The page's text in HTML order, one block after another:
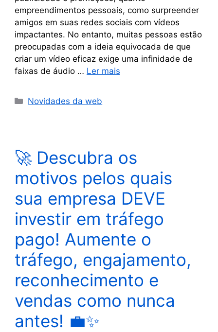
empreendimentos pessoais, como surpreender
amigos em suas redes sociais com vídeos
impactantes. No entanto, muitas pessoas estão
preocupadas com a ideia equivocada de que
criar um vídeo eficaz exige uma infinidade de
faixas de áudio … Ler mais
Novidades da web
🚀 Descubra os
motivos pelos quais
sua empresa DEVE
investir em tráfego
pago! Aumente o
tráfego, engajamento,
reconhecimento e
vendas como nunca
antes! 💼✨